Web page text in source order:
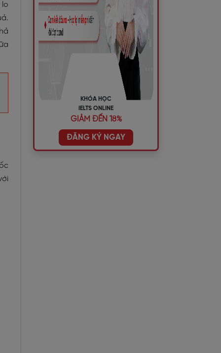
lo
KHÓA HỌC
IELTS ONLINE
GIẢM ĐẾN 18%
ĐĂNG KÝ NGAY